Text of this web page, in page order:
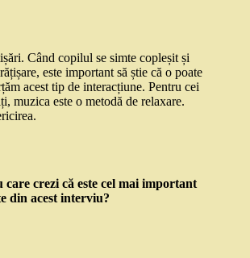
Când copilul se simte copleșit și
este important să știe că o poate
acest tip de interacțiune. Pentru cei
muzica este o metodă de relaxare.
crezi că este cel mai important
din acest interviu?